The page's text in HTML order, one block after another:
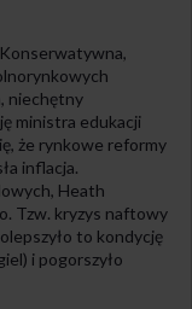
niechętny
ministra edukacji
że rynkowe reformy
inflacja.
Heath
Tzw. kryzys naftowy
to kondycję
i pogorszyło